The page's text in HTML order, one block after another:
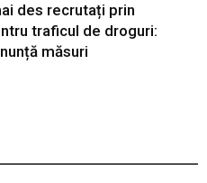
des recrutați prin
traficul de droguri:
măsuri